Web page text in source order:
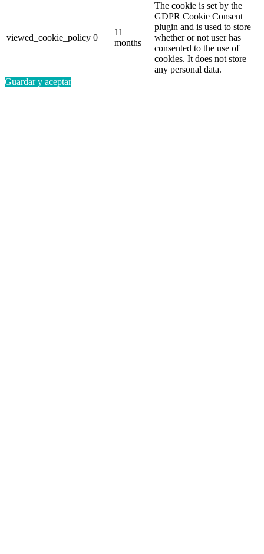
viewed_cookie_policy 0
11
months
The cookie is set by the
GDPR Cookie Consent
plugin and is used to store
whether or not user has
consented to the use of
cookies. It does not store
any personal data.
Guardar y aceptar